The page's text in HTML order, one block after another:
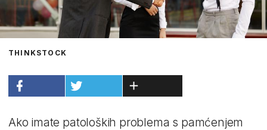
THINKSTOCK
Ako imate patoloških problema s pamćenjem